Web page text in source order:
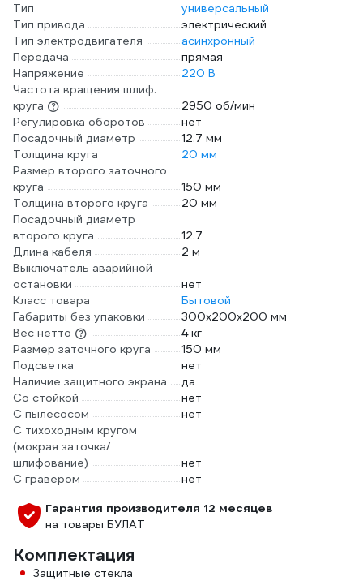
Тип
универсальный
Тип привода
электрический
Тип электродвигателя
асинхронный
Передача
прямая
Напряжение
220 В
Частота вращения шлиф.
круга
2950 об/мин
Регулировка оборотов
нет
Посадочный диаметр
12.7 мм
Толщина круга
20 мм
Размер второго заточного
круга
150 мм
Толщина второго круга
20 мм
Посадочный диаметр
второго круга
12.7
Длина кабеля
2 м
Выключатель аварийной
остановки
нет
Класс товара
Бытовой
Габариты без упаковки
300x200x200 мм
Вес нетто
4 кг
Размер заточного круга
150 мм
Подсветка
нет
Наличие защитного экрана
да
Со стойкой
нет
С пылесосом
нет
С тихоходным кругом
(мокрая заточка/
шлифование)
нет
С гравером
нет
Гарантия производителя 12 месяцев
на товары БУЛАТ
Комплектация
Защитные стекла